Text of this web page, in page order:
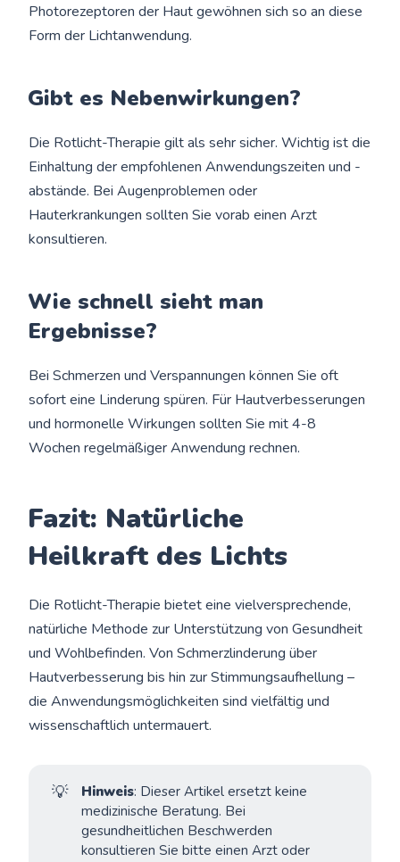
Photorezeptoren der Haut gewöhnen sich so an diese
Form der Lichtanwendung.
Gibt es Nebenwirkungen?
Die Rotlicht-Therapie gilt als sehr sicher. Wichtig ist die
Einhaltung der empfohlenen Anwendungszeiten und -
abstände. Bei Augenproblemen oder
Hauterkrankungen sollten Sie vorab einen Arzt
konsultieren.
Wie schnell sieht man
Ergebnisse?
Bei Schmerzen und Verspannungen können Sie oft
sofort eine Linderung spüren. Für Hautverbesserungen
und hormonelle Wirkungen sollten Sie mit 4-8
Wochen regelmäßiger Anwendung rechnen.
Fazit: Natürliche
Heilkraft des Lichts
Die Rotlicht-Therapie bietet eine vielversprechende,
natürliche Methode zur Unterstützung von Gesundheit
und Wohlbefinden. Von Schmerzlinderung über
Hautverbesserung bis hin zur Stimmungsaufhellung –
die Anwendungsmöglichkeiten sind vielfältig und
wissenschaftlich untermauert.
💡 Hinweis: Dieser Artikel ersetzt keine
medizinische Beratung. Bei
gesundheitlichen Beschwerden
konsultieren Sie bitte einen Arzt oder